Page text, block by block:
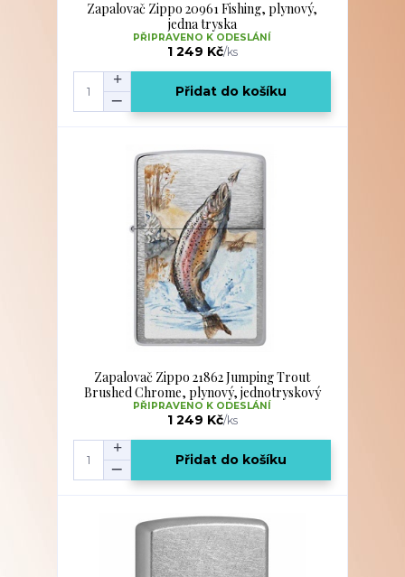
Zapalovač Zippo 20961 Fishing, plynový,
jedna tryska
1 249 Kč/ks
PŘIPRAVENO K ODESLÁNÍ
Přidat do košíku
Zapalovač Zippo 21862 Jumping Trout
Brushed Chrome, plynový, jednotryskový
1 249 Kč/ks
PŘIPRAVENO K ODESLÁNÍ
Přidat do košíku